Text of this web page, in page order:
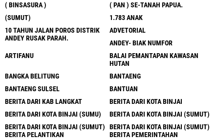
( BINSASURA )
( PAN ) SE-TANAH PAPUA.
(SUMUT)
1.783 ANAK
10 TAHUN JALAN POROS DISTRIK
ANDEY RUSAK PARAH.
ADVETORIAL
ANDEY- BIAK NUMFOR
ARTIFANU
BALAI PEMANTAPAN KAWASAN
HUTAN
BANGKA BELITUNG
BANTAENG
BANTAENG SULSEL
BANTUAN
BERITA DARI KAB LANGKAT
BERITA DARI KOTA BINJAI
BERITA DARI KOTA BINJAI (SUMU)
BERITA DARI KOTA BINJAI (SUMUT)
BERITA DARI KOTA BINJAI (SUMUT)
BERITA PELANTIKAN
BERITA DARI KOTA BINJAI (SUMUT)
BERITA PEMERINTAHAN